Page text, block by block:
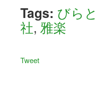
Tags: びら
社,雅楽
Tweet